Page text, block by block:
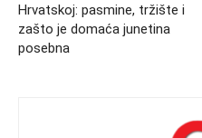
Hrvatskoj: pasmine, tržište i
zašto je domaća junetina
posebna